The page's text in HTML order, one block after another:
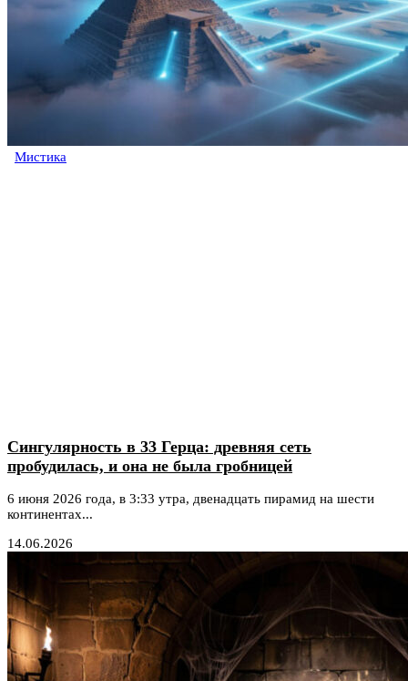
Мистика
Сингулярность в 33 Герца: древняя сеть
пробудилась, и она не была гробницей
6 июня 2026 года, в 3:33 утра, двенадцать пирамид на шести
континентах...
14.06.2026